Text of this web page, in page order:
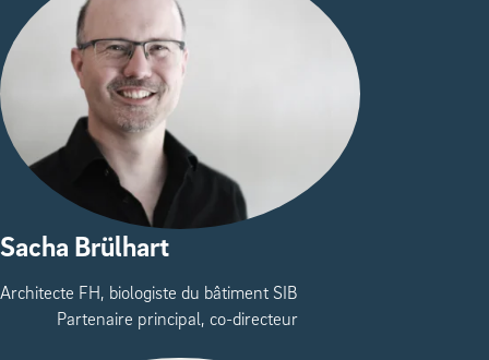
Sacha Brülhart
Architecte FH, biologiste du bâtiment SIB
Partenaire principal, co-directeur